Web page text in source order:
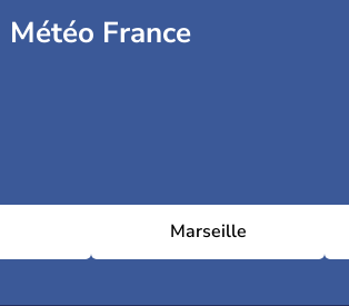
Météo France
Marseille